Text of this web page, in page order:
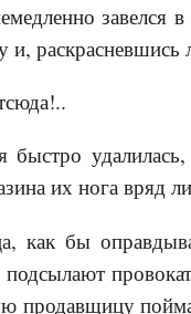
завелся
и,
быстро
их нога вряд
как бы
продавщицу